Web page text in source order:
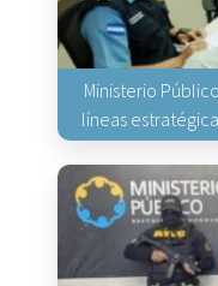
Ministerio
líneas